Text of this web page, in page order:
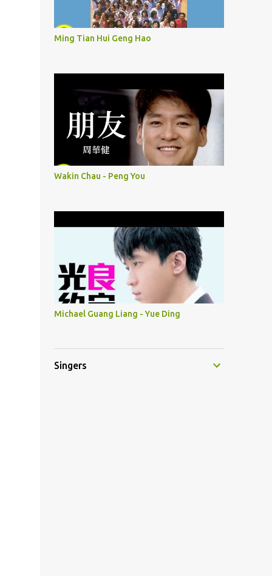
Ming Tian Hui Geng Hao
Wakin Chau - Peng You
Michael Guang Liang - Yue Ding
Singers